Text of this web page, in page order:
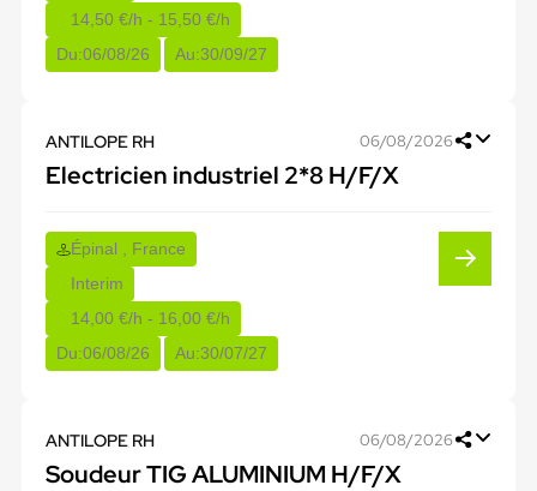
14,50 €/h - 15,50 €/h
Du:06/08/26 Au:30/09/27
ANTILOPE RH 06/08/2026
Electricien industriel 2*8 H/F/X
Épinal , France
Interim
14,00 €/h - 16,00 €/h
Du:06/08/26 Au:30/07/27
ANTILOPE RH 06/08/2026
Soudeur TIG ALUMINIUM H/F/X